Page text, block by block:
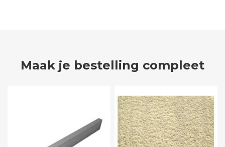
Maak je bestelling compleet